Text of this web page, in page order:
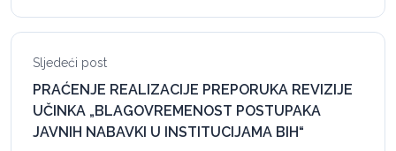
Sljedeći post
PRAĆENJE REALIZACIJE PREPORUKA REVIZIJE
UČINKA „BLAGOVREMENOST POSTUPAKA
JAVNIH NABAVKI U INSTITUCIJAMA BIH“